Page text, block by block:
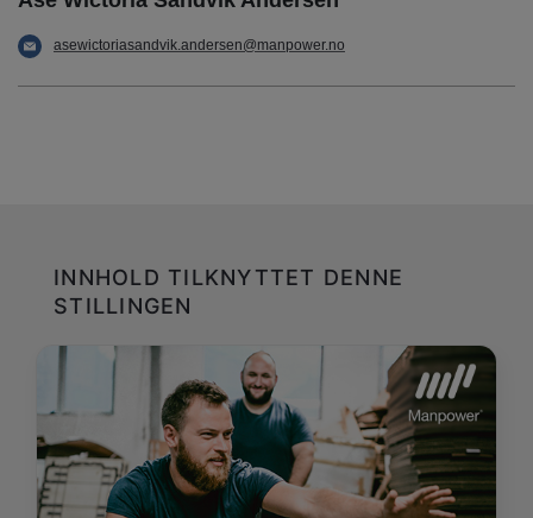
asewictoriasandvik.andersen@manpower.no
INNHOLD TILKNYTTET DENNE
STILLINGEN